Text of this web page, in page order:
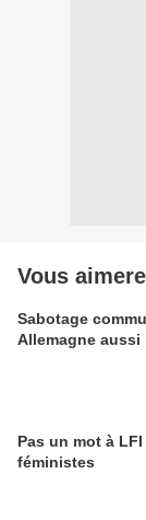
Vous
Sabotage
Allemagne aussi
Pas un mot à
féministes